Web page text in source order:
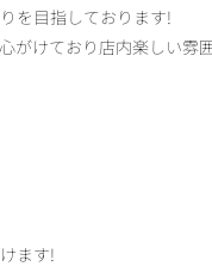
を目指しております!
がけており店内楽しい雰
ます!